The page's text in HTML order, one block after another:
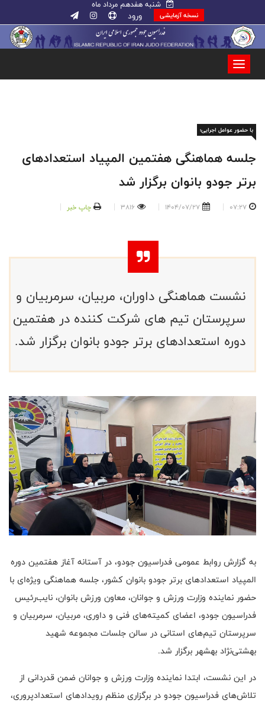
شنبه هفدهم مرداد ماه
نسخه آزمایشی ورود
با حضور عوامل اجرایی؛
جلسه هماهنگی هفتمین المپیاد استعدادهای
برتر جودو بانوان برگزار شد
07:27
1404/07/27
3816 چاپ خبر
نشست هماهنگی داوران، مربیان، سرمربیان و
سرپرستان تیم های شرکت کننده در هفتمین
دوره استعدادهای برتر جودو بانوان برگزار شد.
به گزارش روابط عمومی فدراسیون جودو، در آستانه آغاز هفتمین دوره
المپیاد استعدادهای برتر جودو بانوان کشور، جلسه هماهنگی ویژه‌ای با
حضور نماینده وزارت ورزش و جوانان، معاون ورزش بانوان، نایب‌رئیس
فدراسیون جودو، اعضای کمیته‌های فنی و داوری، مربیان، سرمربیان و
سرپرستان تیم‌های استانی در سالن جلسات مجموعه شهید
بهشتی‌نژاد بهشهر برگزار شد.
در این نشست، ابتدا نماینده وزارت ورزش و جوانان ضمن قدردانی از
تلاش‌های فدراسیون جودو در برگزاری منظم رویدادهای استعدادپروری،